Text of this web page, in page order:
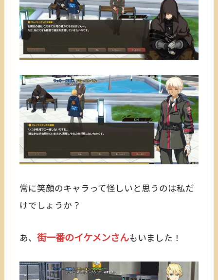
常に笑顔のキャラって怪しいと思うのは私だ
けでしょうか？
あ、街一番のイケメンさんもいました！